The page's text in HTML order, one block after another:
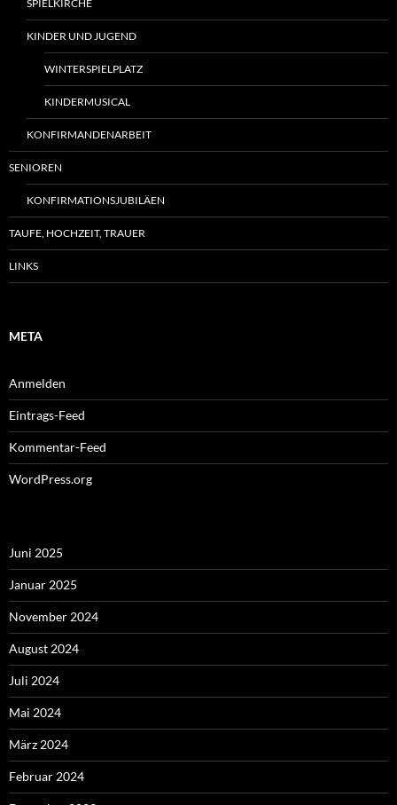
SPIELKIRCHE
KINDER UND JUGEND
WINTERSPIELPLATZ
KINDERMUSICAL
KONFIRMANDENARBEIT
SENIOREN
KONFIRMATIONSJUBILÄEN
TAUFE, HOCHZEIT, TRAUER
LINKS
META
Anmelden
Eintrags-Feed
Kommentar-Feed
WordPress.org
Juni 2025
Januar 2025
November 2024
August 2024
Juli 2024
Mai 2024
März 2024
Februar 2024